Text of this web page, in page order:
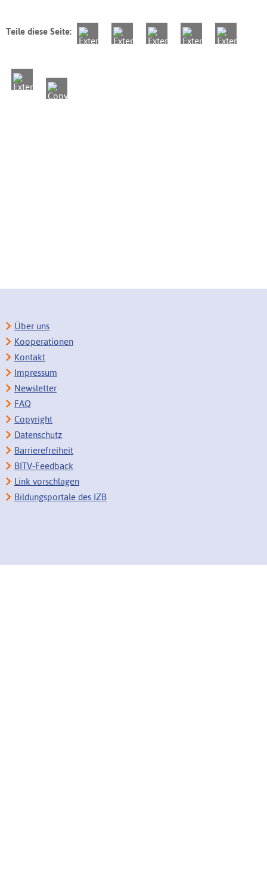
Teile diese Seite:
Über uns
Kooperationen
Kontakt
Impressum
Newsletter
FAQ
Copyright
Datenschutz
Barrierefreiheit
BITV-Feedback
Link vorschlagen
Bildungsportale des IZB